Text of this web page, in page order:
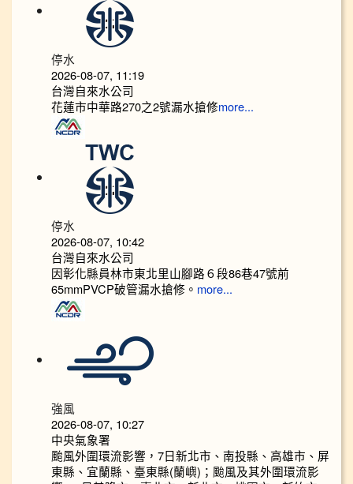
停水
2026-08-07, 11:19
台灣自來水公司
花蓮市中華路270之2號漏水搶修more...
停水
2026-08-07, 10:42
台灣自來水公司
因彰化縣員林市東北里山腳路６段86巷47號前
65mmPVCP破管漏水搶修。 more...
強風
2026-08-07, 10:27
中央氣象署
颱風外圍環流影響，7日新北市、南投縣、高雄市、屏
東縣、宜蘭縣、臺東縣(蘭嶼)；颱風及其外圍環流影